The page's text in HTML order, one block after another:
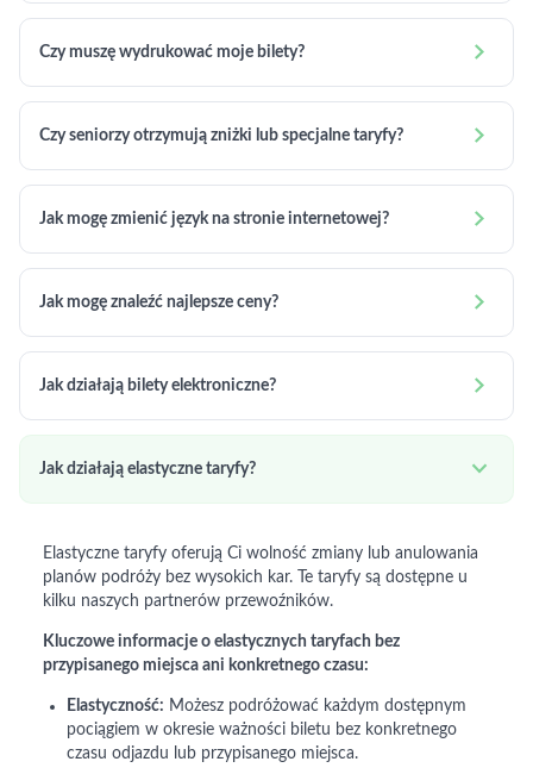
Czy muszę wydrukować moje bilety? 
Czy seniorzy otrzymują zniżki lub specjalne taryfy? 
Jak mogę zmienić język na stronie internetowej? 
Jak mogę znaleźć najlepsze ceny? 
Jak działają bilety elektroniczne? 
Jak działają elastyczne taryfy? 
Elastyczne taryfy oferują Ci wolność zmiany lub anulowania
planów podróży bez wysokich kar. Te taryfy są dostępne u
kilku naszych partnerów przewoźników.
Kluczowe informacje o elastycznych taryfach bez
przypisanego miejsca ani konkretnego czasu:
Elastyczność: Możesz podróżować każdym dostępnym
pociągiem w okresie ważności biletu bez konkretnego
czasu odjazdu lub przypisanego miejsca.